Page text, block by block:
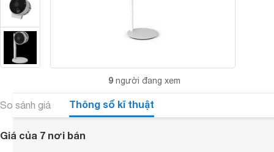
9 người đang xem
So sánh giá Thông số kĩ thuật
Giá của 7 nơi bán